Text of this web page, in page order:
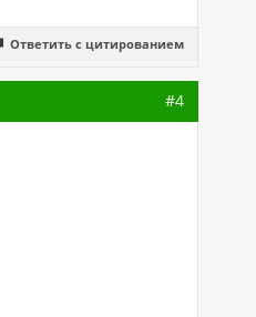
Ответить с цитированием
#4